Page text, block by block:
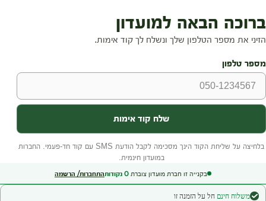
בקנייה זו חברת מועדון צוברת 0 נקודותהתחברות/ הרשמה
משלוח חינם חל על הזמנה זו